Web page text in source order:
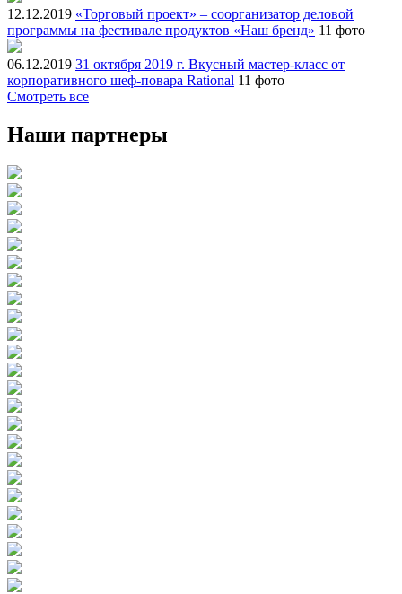
12.12.2019 «Торговый проект» – соорганизатор деловой
программы на фестивале продуктов «Наш бренд» 11 фото
06.12.2019 31 октября 2019 г. Вкусный мастер-класс от
корпоративного шеф-повара Rational 11 фото
Смотреть все
Наши партнеры